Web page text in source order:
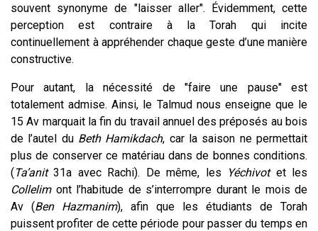
souvent synonyme de "laisser aller". Évidemment, cette
perception est contraire à la Torah qui incite
continuellement à appréhender chaque geste d’une manière
constructive.
Pour autant, la nécessité de "faire une pause" est
totalement admise. Ainsi, le Talmud nous enseigne que le
15 Av marquait la fin du travail annuel des préposés au bois
de l’autel du Beth Hamikdach, car la saison ne permettait
plus de conserver ce matériau dans de bonnes conditions.
(Ta’anit31a avec Rachi). De même, les Yéchivotet les
Collelimont l’habitude de s’interrompre durant le mois de
Av (Ben Hazmanim), afin que les étudiants de Torah
puissent profiter de cette période pour passer du temps en